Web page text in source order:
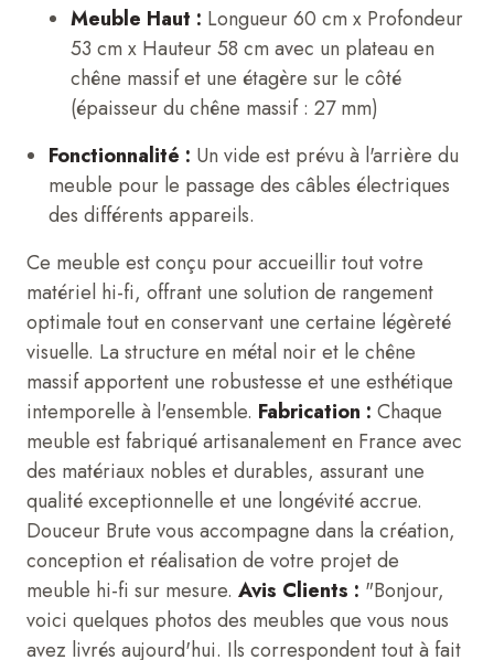
Meuble Haut : Longueur 60 cm x Profondeur
53 cm x Hauteur 58 cm avec un plateau en
chêne massif et une étagère sur le côté
(épaisseur du chêne massif : 27 mm)
Fonctionnalité : Un vide est prévu à l'arrière du
meuble pour le passage des câbles électriques
des différents appareils.
Ce meuble est conçu pour accueillir tout votre
matériel hi-fi, offrant une solution de rangement
optimale tout en conservant une certaine légèreté
visuelle. La structure en métal noir et le chêne
massif apportent une robustesse et une esthétique
intemporelle à l'ensemble. Fabrication : Chaque
meuble est fabriqué artisanalement en France avec
des matériaux nobles et durables, assurant une
qualité exceptionnelle et une longévité accrue.
Douceur Brute vous accompagne dans la création,
conception et réalisation de votre projet de
meuble hi-fi sur mesure. Avis Clients : "Bonjour,
voici quelques photos des meubles que vous nous
avez livrés aujourd'hui. Ils correspondent tout à fait